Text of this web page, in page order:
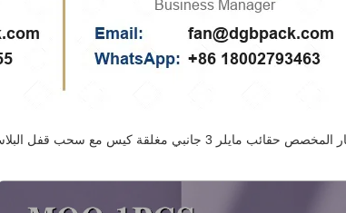
مايلر 3 جانبي مغلقة كيس مع سحب قفل البلاستيك الوقوف التبغ التعبئة